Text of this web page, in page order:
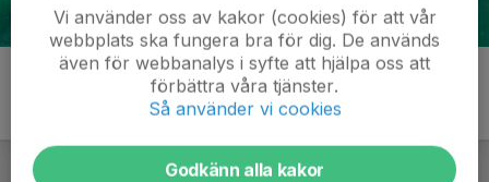
Vi använder oss av kakor (cookies) för att vår
webbplats ska fungera bra för dig. De används
även för webbanalys i syfte att hjälpa oss att
förbättra våra tjänster.
Så använder vi cookies
Godkänn alla kakor